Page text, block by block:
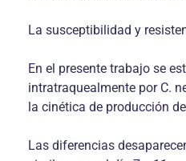
La susceptibilidad y
En el presente trabajo se
intratraquealmente por C.
la cinética de producción
Las diferencias